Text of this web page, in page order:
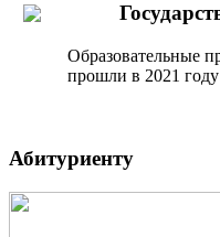
Образовательные
прошли в 2021
Абитуриенту